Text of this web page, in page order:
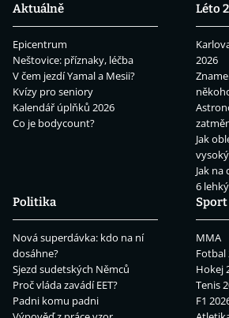
Aktuálně
Epicentrum
Neštovice: příznaky, léčba
V čem jezdí Yamal a Mesii?
Kvízy pro seniory
Kalendář úplňků 2026
Co je bodycount?
Léto
2026
Jak
Jak
6
Politika
Nová superdávka: kdo na ní
dosáhne?
Sjezd sudetských Němců
Proč vláda zavádí EET?
Padni komu padni
MMA
Fotbal
Hokej
Tenis
F1